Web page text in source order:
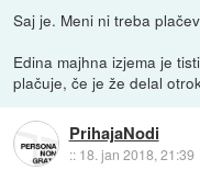
Saj je. Meni ni treba
Edina majhna izjema je
plačuje, če je že delal
PrihajaNodi
:: 18. jan 2018, 21:39